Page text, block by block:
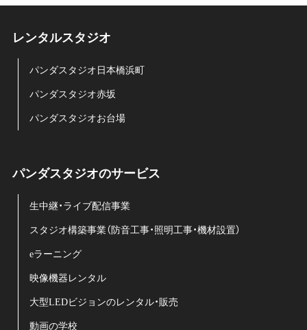
レンタルスタジオ
パンダスタジオ日本橋浜町
パンダスタジオ赤坂
パンダスタジオお台場
パンダスタジオのサービス
生中継・ライブ配信事業
スタジオ構築事業（防音工事・照明工事・機材設置）
eラーニング
映像機器レンタル
大型LEDビジョンのレンタル・販売
動画の学校